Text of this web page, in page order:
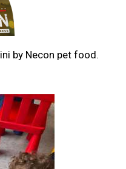
by Necon pet food.